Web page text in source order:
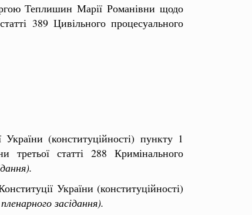
Теплишин Марії Романівни щодо
389 Цивільного процесуального
(конституційності) пункту 1
третьої статті 288 Кримінального
України (конституційності)
засідання).